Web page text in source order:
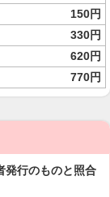
150円
330円
620円
770円
発行のものと照合